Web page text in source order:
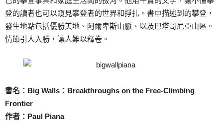
登的讀者也可以窺見攀登者的世界和掙扎。書中描述到的攀登，
發生地點包括優勝美地、阿爾卑斯山脈、以及巴塔哥尼亞山區。
情節引人入勝，讓人難以釋卷。
書名：Big Walls：Breakthroughs on the Free-Climbing
Frontier
作者：Paul Piana